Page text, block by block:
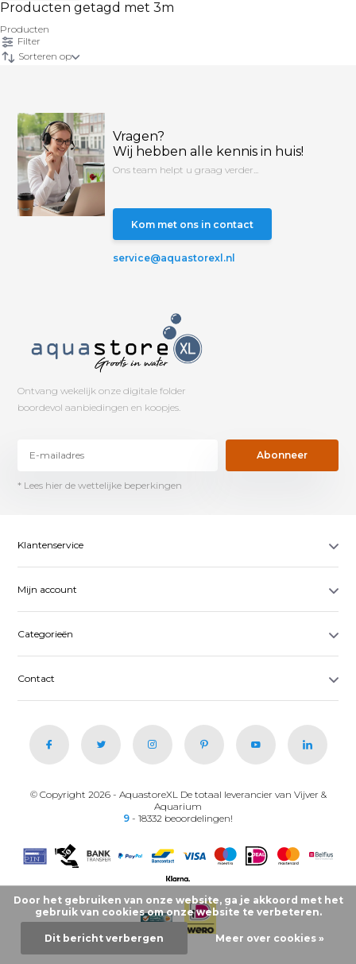
Producten getagd met 3m
Producten
Filter
Sorteren op
Vragen?
Wij hebben alle kennis in huis!
Ons team helpt u graag verder...
Kom met ons in contact
service@aquastorexl.nl
Ontvang wekelijk onze digitale folder
boordevol aanbiedingen en koopjes.
Abonneer
* Lees hier de wettelijke beperkingen
Klantenservice
Mijn account
Categorieën
Contact
© Copyright 2026 - AquastoreXL De totaal leverancier van Vijver &
Aquarium
9 - 18332 beoordelingen!
Door het gebruiken van onze website, ga je akkoord met het
gebruik van cookies om onze website te verbeteren.
Dit bericht verbergen Meer over cookies »